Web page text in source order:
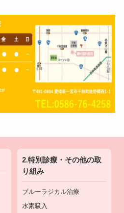
2.特別診療・その他の取
り組み
ブルーラジカル治療
水素吸入